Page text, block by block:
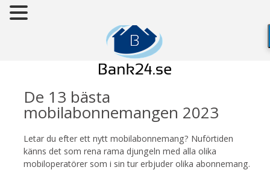
De 13 bästa
mobilabonnemangen 2023
Letar du efter ett nytt mobilabonnemang? Nuförtiden
känns det som rena rama djungeln med alla olika
mobiloperatörer som i sin tur erbjuder olika abonnemang.